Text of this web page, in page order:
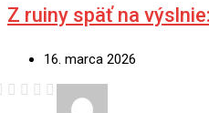
Z ruiny späť na
16. marca 2026